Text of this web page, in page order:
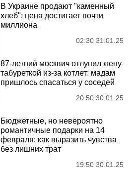
В Украине продают "каменный
хлеб": цена достигает почти
миллиона
02:30 31.01.25
87-летний москвич отлупил жену
табуреткой из-за котлет: мадам
пришлось спасаться у соседей
20:50 30.01.25
Бюджетные, но невероятно
романтичные подарки на 14
февраля: как выразить чувства
без лишних трат
19:50 30.01.25